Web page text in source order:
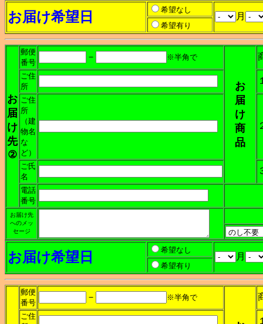
お届け希望日 希望なし
月
希望有り
お
届
け
先
②
郵便
番号
－ ※半角で
お
届
け
商
品
ご住
所
ご住
所
（建
物名
な
ど）
ご氏
名
電話
番号
お届け先
へのメッ
セージ
お届け希望日 希望なし
月
希望有り
郵便
番号
－ ※半角で
ご住